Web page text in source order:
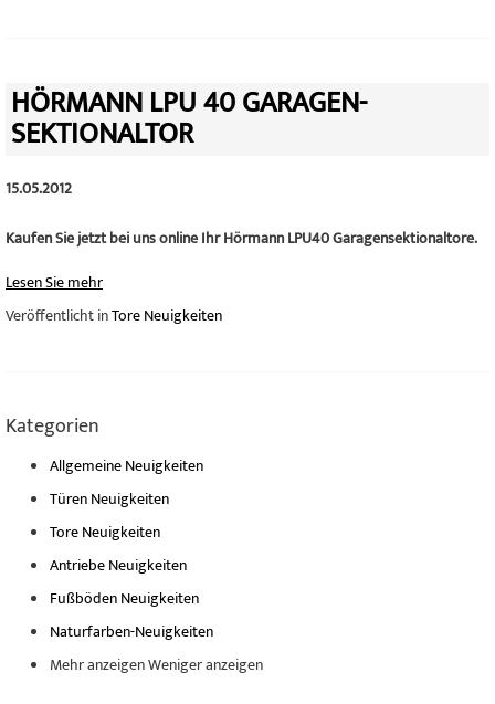
HÖRMANN LPU 40 GARAGEN-
SEKTIONALTOR
15.05.2012
Kaufen Sie jetzt bei uns online Ihr Hörmann LPU40 Garagensektionaltore.
Lesen Sie mehr
Veröffentlicht inTore Neuigkeiten
Kategorien
Allgemeine Neuigkeiten
Türen Neuigkeiten
Tore Neuigkeiten
Antriebe Neuigkeiten
Fußböden Neuigkeiten
Naturfarben-Neuigkeiten
Mehr anzeigenWeniger anzeigen